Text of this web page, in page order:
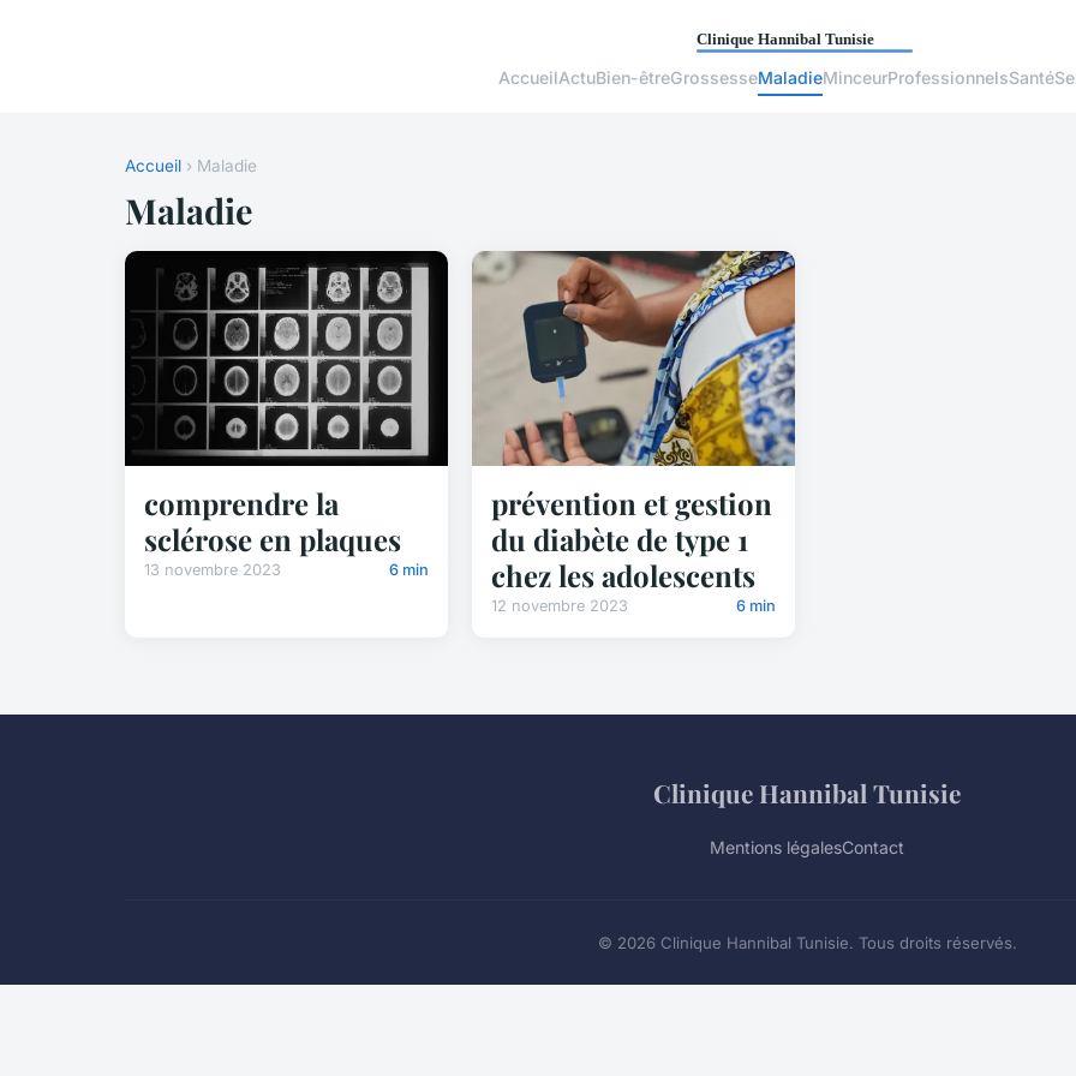
AccueilActuBien-êtreGrossesseMaladieMinceurProfessionnelsSanté
Accueil › Maladie
Maladie
comprendre la
sclérose en plaques
13 novembre 2023 6 min
prévention et gestion
du diabète de type 1
chez les adolescents
12 novembre 2023 6 min
Clinique Hannibal Tunisie
Mentions légalesContact
© 2026 Clinique Hannibal Tunisie. Tous droits réservés.